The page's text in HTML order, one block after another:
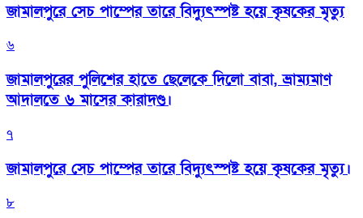
জামালপুরে সেচ পাম্পের তারে বিদ্যুৎস্পষ্ট হয়ে কৃষকের মৃত্যু
৬
জামালপুরের পুলিশের হাতে ছেলেকে দিলো বাবা, ভ্রাম্যমাণ
আদালতে ৬ মাসের কারাদণ্ড।
৭
জামালপুরে সেচ পাম্পের তারে বিদ্যুৎস্পষ্ট হয়ে কৃষকের মৃত্যু।
৮